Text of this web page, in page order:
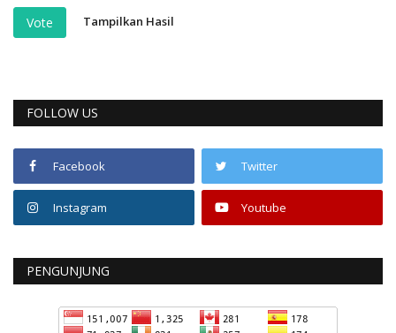
Vote Tampilkan Hasil
FOLLOW US
Facebook Twitter
Instagram Youtube
PENGUNJUNG